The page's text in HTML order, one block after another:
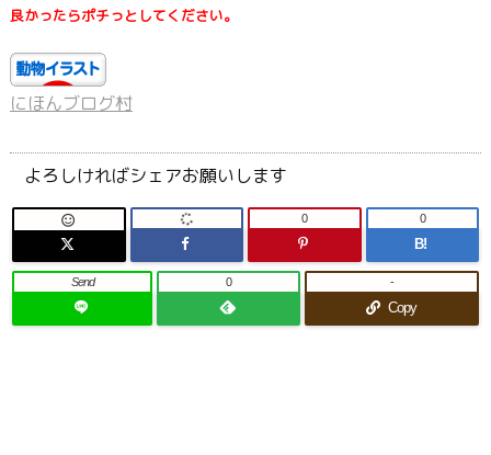
良かったらポチっとしてください。
にほんブログ村
よろしければシェアお願いします
 0
B!
0
Send 0
Copy
-